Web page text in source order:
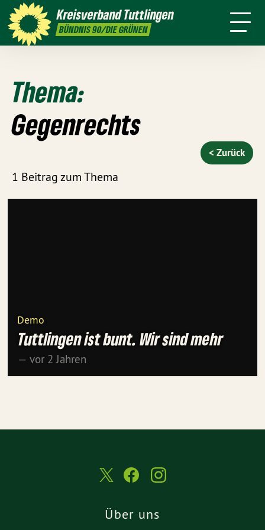
KreisverbandTuttlingen
BÜNDNIS 90/DIE GRÜNEN
Termine Presse Satzung
Kreistag
Thema:
Gegenrechts
1 Beitrag zum Thema
< Zurück
Demo
Tuttlingen ist bunt. Wir sind mehr
— vor 2 Jahren
Über uns